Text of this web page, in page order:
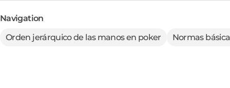
Navigation
Orden jerárquico de las manos en poker
Normas